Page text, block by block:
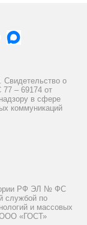
о
– 69174 от
в сфере
коммуникаций
РФ ЭЛ № ФС
службой по
и массовых
ООО «ГОСТ»